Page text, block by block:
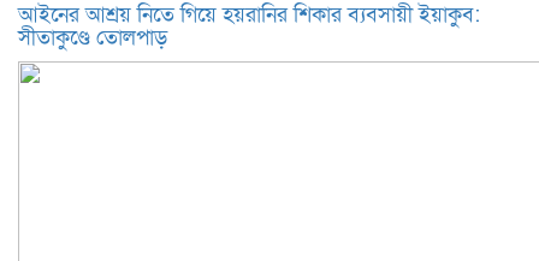
আইনের আশ্রয় নিতে গিয়ে হয়রানির শিকার ব্যবসায়ী ইয়াকুব:
সীতাকুণ্ডে তোলপাড়